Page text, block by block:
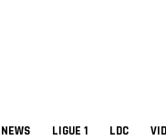
NEWS LIGUE 1 LDC